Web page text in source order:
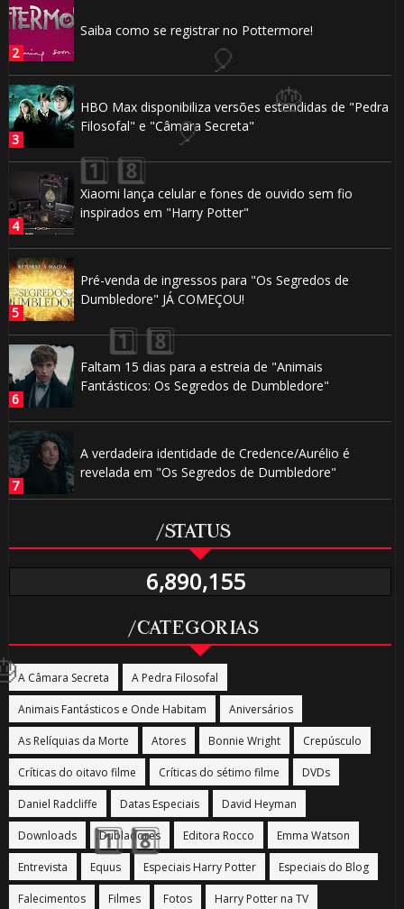
Saiba como se registrar no Pottermore!
HBO Max disponibiliza versões estendidas de "Pedra
Filosofal" e "Câmara Secreta"
Xiaomi lança celular e fones de ouvido sem fio
inspirados em "Harry Potter"
Pré-venda de ingressos para "Os Segredos de
Dumbledore" JÁ COMEÇOU!
Faltam 15 dias para a estreia de "Animais
Fantásticos: Os Segredos de Dumbledore"
A verdadeira identidade de Credence/Aurélio é
revelada em "Os Segredos de Dumbledore"
/STATUS
6,890,155
/CATEGORIAS
A Câmara Secreta A Pedra Filosofal
Animais Fantásticos e Onde Habitam Aniversários
As Relíquias da Morte Atores Bonnie Wright Crepúsculo
Críticas do oitavo filme Críticas do sétimo filme DVDs
Daniel Radcliffe Datas Especiais David Heyman
Downloads Dubladores Editora Rocco Emma Watson
Entrevista Equus Especiais Harry Potter Especiais do Blog
Falecimentos Filmes Fotos Harry Potter na TV
🎈
🎈
⚡
1️⃣ 8️⃣
🎈
1️⃣ 8️⃣